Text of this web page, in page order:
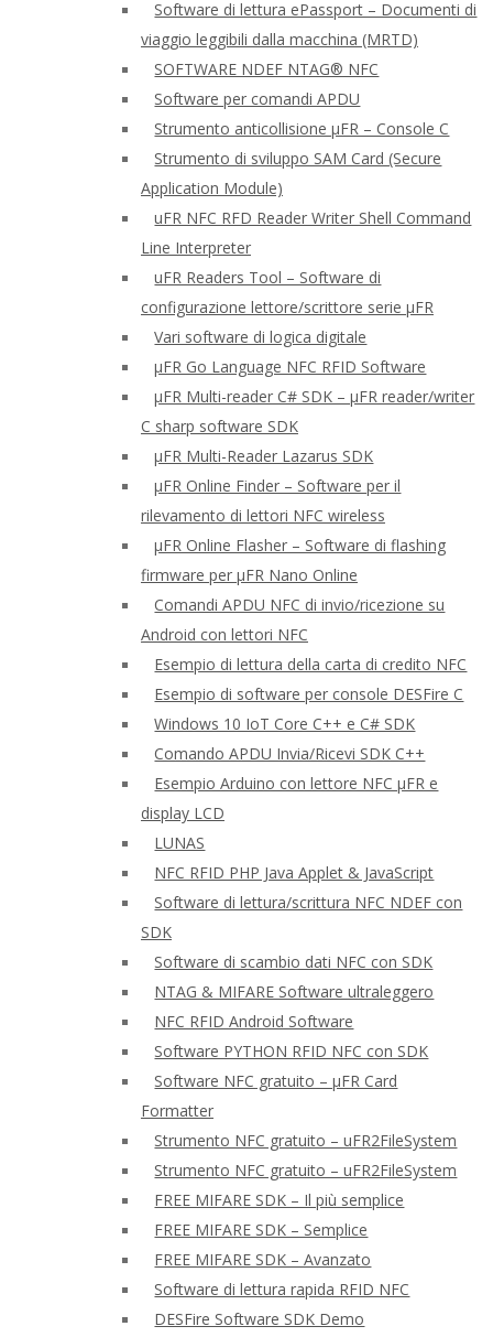
Software di lettura ePassport – Documenti di
viaggio leggibili dalla macchina (MRTD)
SOFTWARE NDEF NTAG® NFC
Software per comandi APDU
Strumento anticollisione μFR – Console C
Strumento di sviluppo SAM Card (Secure
Application Module)
uFR NFC RFD Reader Writer Shell Command
Line Interpreter
uFR Readers Tool – Software di
configurazione lettore/scrittore serie μFR
Vari software di logica digitale
μFR Go Language NFC RFID Software
μFR Multi-reader C# SDK – μFR reader/writer
C sharp software SDK
μFR Multi-Reader Lazarus SDK
μFR Online Finder – Software per il
rilevamento di lettori NFC wireless
μFR Online Flasher – Software di flashing
firmware per μFR Nano Online
Comandi APDU NFC di invio/ricezione su
Android con lettori NFC
Esempio di lettura della carta di credito NFC
Esempio di software per console DESFire C
Windows 10 IoT Core C++ e C# SDK
Comando APDU Invia/Ricevi SDK C++
Esempio Arduino con lettore NFC μFR e
display LCD
LUNAS
NFC RFID PHP Java Applet & JavaScript
Software di lettura/scrittura NFC NDEF con
SDK
Software di scambio dati NFC con SDK
NTAG & MIFARE Software ultraleggero
NFC RFID Android Software
Software PYTHON RFID NFC con SDK
Software NFC gratuito – μFR Card
Formatter
Strumento NFC gratuito – uFR2FileSystem
Strumento NFC gratuito – uFR2FileSystem
FREE MIFARE SDK – Il più semplice
FREE MIFARE SDK – Semplice
FREE MIFARE SDK – Avanzato
Software di lettura rapida RFID NFC
DESFire Software SDK Demo